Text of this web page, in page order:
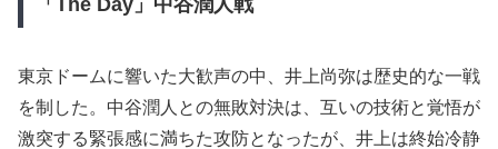
東京ドームに響いた大歓声の中、井上尚弥は歴史的な一戦
を制した。中谷潤人との無敗対決は、互いの技術と覚悟が
激突する緊張感に満ちた攻防となったが、井上は終始冷静